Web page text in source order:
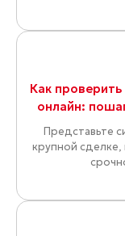
Как
онлайн:
Представьте
крупной сделке,